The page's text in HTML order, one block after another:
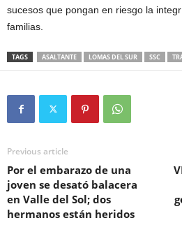
sucesos que pongan en riesgo la
familias.
TAGS ASALTANTE LOMAS DEL SUR SSC
Previous article
Por el embarazo de una
joven se desató balacera
en Valle del Sol; dos
hermanos están heridos